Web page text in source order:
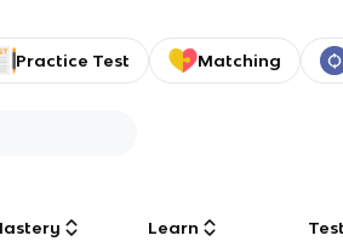
Practice Test Matching
Learn Test